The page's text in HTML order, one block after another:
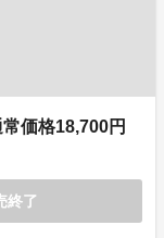
価格18,700円
終了